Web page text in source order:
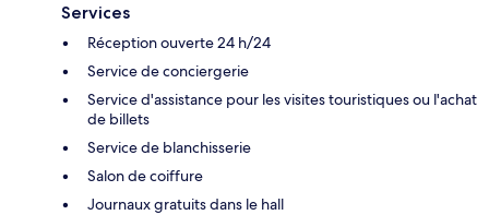
Services
Réception ouverte 24 h/24
Service de conciergerie
Service d'assistance pour les visites touristiques ou l'achat
de billets
Service de blanchisserie
Salon de coiffure
Journaux gratuits dans le hall